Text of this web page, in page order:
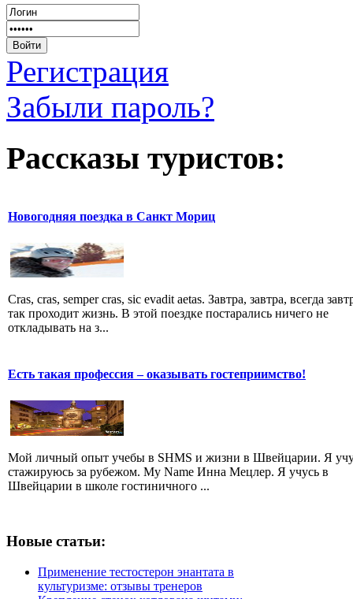
Регистрация
Забыли пароль?
Рассказы туристов:
Новогодняя поездка в Санкт Мориц
Cras, cras, semper cras, sic evadit aetas. Завтра, завтра, всегда
так проходит жизнь. В этой поездке постарались ничего не
откладывать на з...
Есть такая профессия – оказывать гостеприимство!
Мой личный опыт учебы в SHMS и жизни в Швейцарии. Я
стажируюсь за рубежом. My Name Инна Мецлер. Я учусь в
Швейцарии в школе гостиничного ...
Новые статьи:
Применение тестостерон энантата в
культуризме: отзывы тренеров